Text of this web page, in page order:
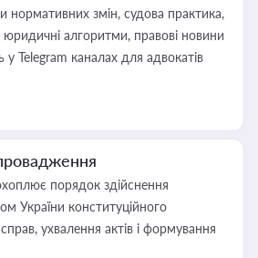
нормативних змін, судова практика,
юридичні алгоритми, правові новини
Telegram каналах для адвокатів
порядок здійснення
України конституційного
ухвалення актів і формування